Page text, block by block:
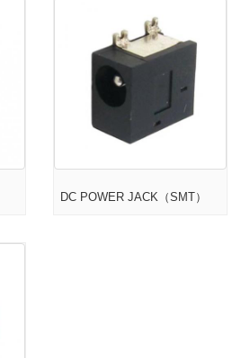
DC POWER JACK（SMT）